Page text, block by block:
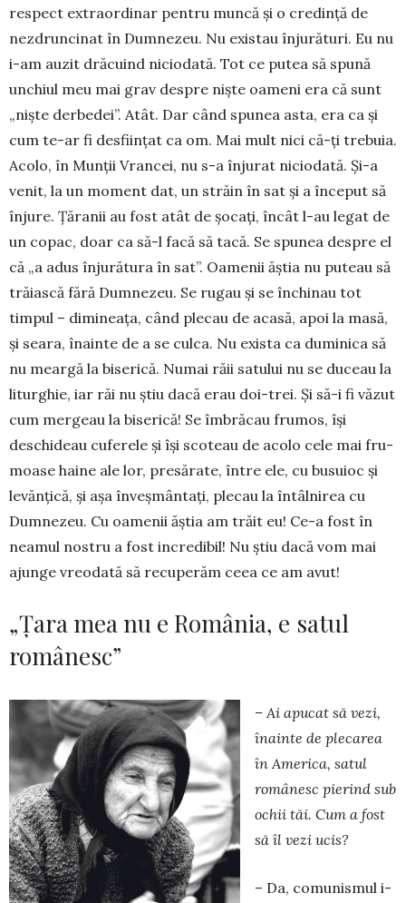
respect extraordinar pentru muncă și o credință de
nezdruncinat în Dumnezeu. Nu existau înjurături. Eu nu
i-am auzit drăcuind niciodată. Tot ce putea să spună
unchiul meu mai grav despre niște oameni era că sunt
„niște derbedei”. Atât. Dar când spunea asta, era ca și
cum te-ar fi desființat ca om. Mai mult nici că-ți trebuia.
Acolo, în Munții Vrancei, nu s-a înjurat niciodată. Și-a
venit, la un moment dat, un străin în sat și a început să
înjure. Țăranii au fost atât de șocați, încât l-au legat de
un copac, doar ca să-l facă să tacă. Se spunea despre el
că „a adus înju­rătura în sat”. Oamenii ăștia nu puteau să
tră­iască fără Dumnezeu. Se rugau și se închinau tot
timpul – dimineața, când plecau de acasă, apoi la masă,
și seara, înainte de a se culca. Nu exista ca duminica să
nu mear­gă la biserică. Numai răii satului nu se du­ceau la
liturghie, iar răi nu știu dacă erau doi-trei. Și să-i fi vă­zut
cum mergeau la biserică! Se îmbrăcau frumos, își
deschideau cuferele și își scoteau de acolo cele mai fru­
moase haine ale lor, presărate, între ele, cu busuioc și
levănțică, și așa înveșmântați, plecau la întâlnirea cu
Dumnezeu. Cu oame­nii ăștia am trăit eu! Ce-a fost în
neamul nostru a fost incredi­bil! Nu știu dacă vom mai
ajunge vreodată să recuperăm ceea ce am avut!
„Țara mea nu e România, e satul
românesc”
– Ai apucat să vezi,
înainte de plecarea
în Ame­rica, satul
românesc pierind sub
ochii tăi. Cum a fost
să îl vezi ucis?
– Da, comunismul i-